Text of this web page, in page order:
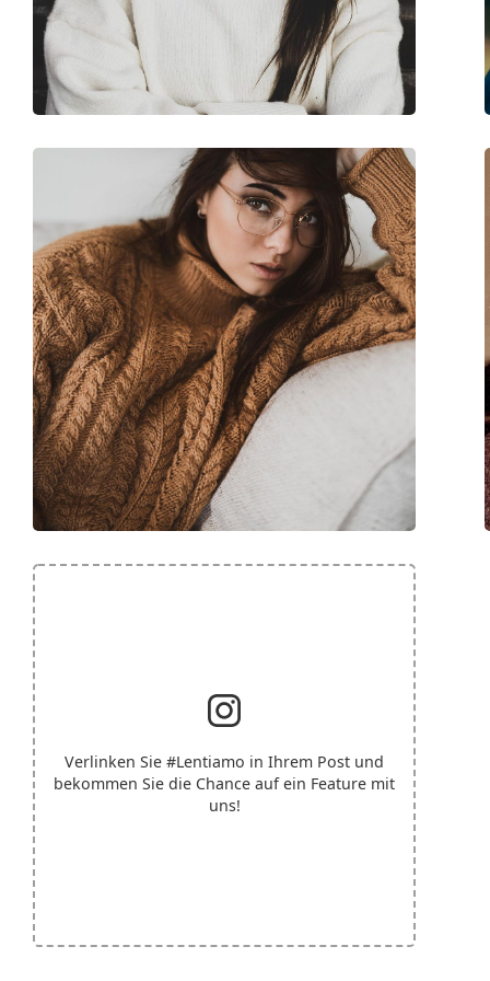
Kategorie:
Brillen
Marke:
Giorgio Armani
Code:
0AR7187 5042 55
Verlinken Sie #Lentiamo in Ihrem Post und
bekommen Sie die Chance auf ein Feature mit
uns!